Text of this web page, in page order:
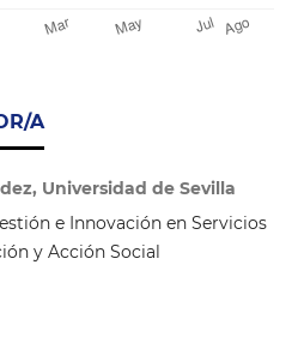
A
Universidad de Sevilla
e Innovación en Servicios
y Acción Social